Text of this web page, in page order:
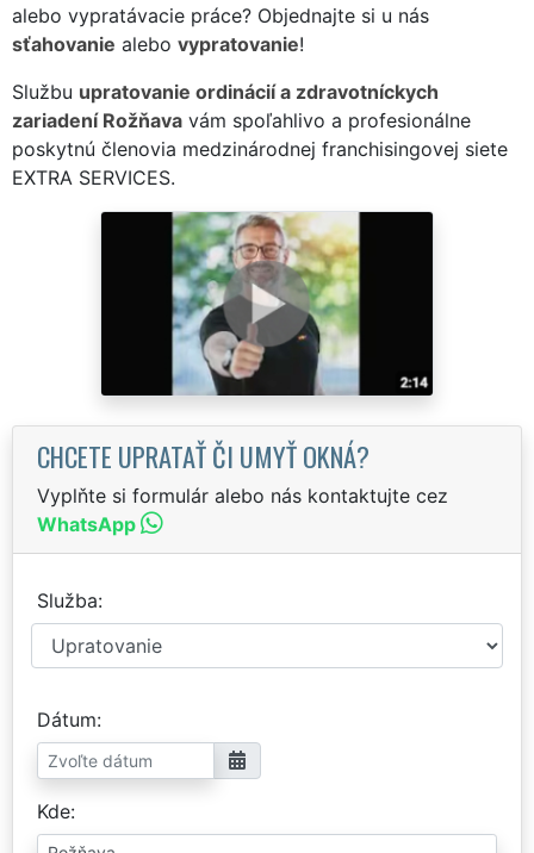
alebo vypratávacie práce? Objednajte si u nás
sťahovanie alebo vypratovanie!
Službu upratovanie ordinácií a zdravotníckych
zariadení Rožňava vám spoľahlivo a profesionálne
poskytnú členovia medzinárodnej franchisingovej siete
EXTRA SERVICES.
CHCETE UPRATAŤ ČI UMYŤ OKNÁ?
Vyplňte si formulár alebo nás kontaktujte cez
WhatsApp
Služba
Dátum
Kde